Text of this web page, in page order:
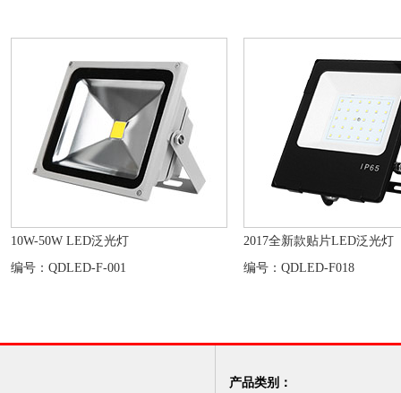
10W-50W LED泛光灯
编号：QDLED-F-001
2017全新款贴片LED泛光灯
编号：QDLED-F018
产品类别：